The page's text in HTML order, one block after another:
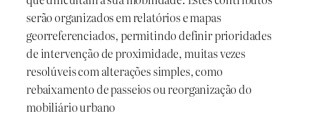
serão organizados em relatórios e mapas
georreferenciados, permitindo definir prioridades
de intervenção de proximidade, muitas vezes
resolúveis com alterações simples, como
rebaixamento de passeios ou reorganização do
mobiliário urbano